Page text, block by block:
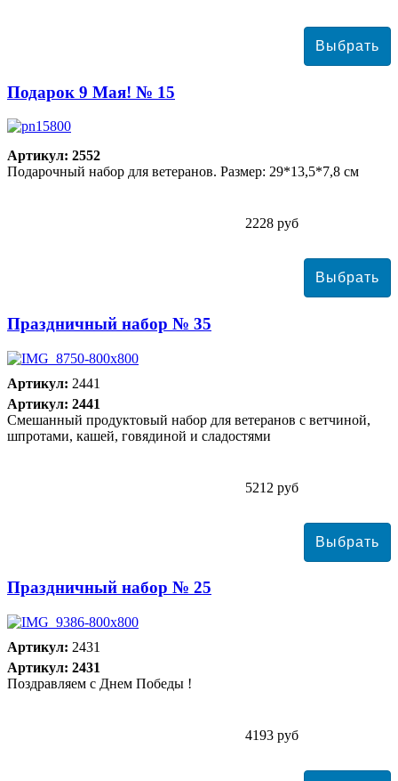
Подарок 9 Мая! № 15
Артикул: 2552
Подарочный набор для ветеранов. Размер: 29*13,5*7,8 см
2228 руб
Праздничный набор № 35
Артикул: 2441
Артикул: 2441
Смешанный продуктовый набор для ветеранов с ветчиной,
шпротами, кашей, говядиной и сладостями
5212 руб
Праздничный набор № 25
Артикул: 2431
Артикул: 2431
Поздравляем с Днем Победы !
4193 руб